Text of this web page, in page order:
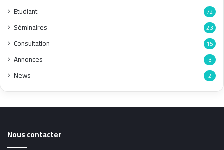
Etudiant 72
Séminaires 23
Consultation 15
Annonces 3
News 2
Nous contacter